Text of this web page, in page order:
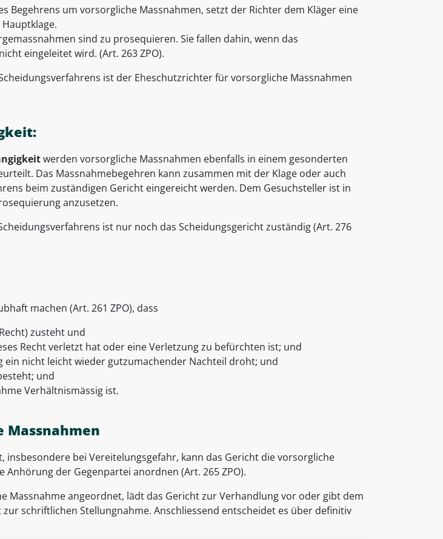
Begehrens um vorsorgliche Massnahmen, setzt der Richter dem Kläger eine
sind zu prosequieren. Sie fallen dahin, wenn das
eingeleitet wird. (Art. 263 ZPO).
ist der Eheschutzrichter für vorsorgliche Massnahmen
werden vorsorgliche Massnahmen ebenfalls in einem gesonderten
Das Massnahmebegehren kann zusammen mit der Klage oder auch
beim zuständigen Gericht eingereicht werden. Dem Gesuchsteller ist in
anzusetzen.
ist nur noch das Scheidungsgericht zuständig (Art. 276
machen (Art. 261 ZPO), dass
zusteht und
Recht verletzt hat oder eine Verletzung zu befürchten ist; und
ein nicht leicht wieder gutzumachender Nachteil droht; und
und
Verhältnismässig ist.
Massnahmen
insbesondere bei Vereitelungsgefahr, kann das Gericht die vorsorgliche
Anhörung der Gegenpartei anordnen (Art. 265 ZPO).
Massnahme angeordnet, lädt das Gericht zur Verhandlung vor oder gibt dem
zur schriftlichen Stellungnahme. Anschliessend entscheidet es über definitiv